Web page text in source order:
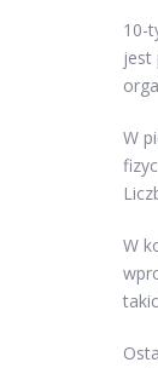
10-
jest
W
W